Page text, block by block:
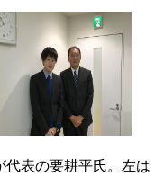
代表の要耕平氏。左は